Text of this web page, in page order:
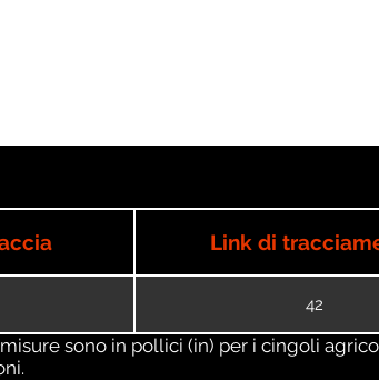
Link di
42
sono in pollici (in) per i cingoli